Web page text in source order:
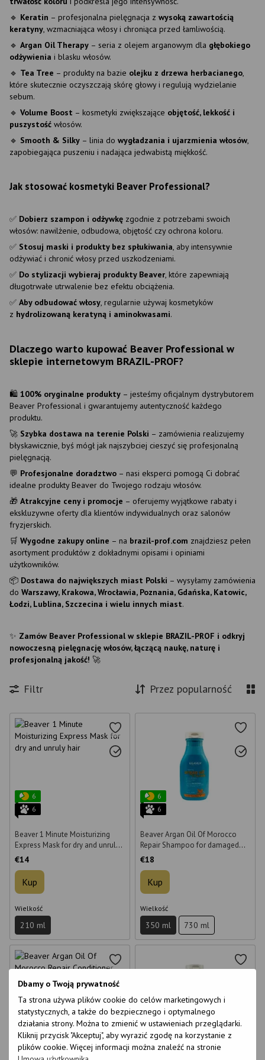
Dbamy o Twoją prywatność
Ta strona używa plików cookie do celów marketingowych i
statystycznych, a także do bezpiecznego i optymalnego
działania strony. Można to zmienić w ustawieniach przeglądarki.
Kliknij przycisk "Akceptuj", aby wyrazić zgodę na korzystanie z
plików cookie. Więcej informacji można znaleźć na stronie
🔹 Keratin – profesjonalna pielęgnacja z wysoką zawartością
keratyny, wzmacniająca włosy i chroniąca przed łamliwością.
🔹 Argan Oil Therapy – seria z olejem arganowym dla głębokiego
odżywienia i blasku włosów.
🔹 Tea Tree – produkty na bazie olejku z drzewa herbacianego,
które skutecznie oczyszczają skórę głowy i regulują wydzielanie
sebum.
🔹 Volume Boost – kosmetyki zwiększające objętość, lekkość i
puszystość włosów.
🔹 Smooth & Silky – linia do wygładzania i ujarzmienia włosów,
zapobiegająca puszeniu i nadająca jedwabistą miękkość.
Jak stosować kosmetyki Beaver Professional?
✅ Dobierz szampon i odżywkę zgodnie z potrzebami swoich
włosów: nawilżenie, odbudowa, objętość czy ochrona koloru.
✅ Stosuj maski i produkty bez spłukiwania, aby intensywnie
odżywiać i chronić włosy przed uszkodzeniami.
✅ Do stylizacji wybieraj produkty Beaver, które zapewniają
długotrwałe utrwalenie bez efektu obciążenia.
✅ Aby odbudować włosy, regularnie używaj kosmetyków
z hydrolizowaną keratyną i aminokwasami.
Dlaczego warto kupować Beaver Professional w
sklepie internetowym BRAZIL-PROF?
🛍 100% oryginalne produkty – jesteśmy oficjalnym dystrybutorem
Beaver Professional i gwarantujemy autentyczność każdego
produktu.
🚀 Szybka dostawa na terenie Polski – zamówienia realizujemy
błyskawicznie, byś mógł jak najszybciej cieszyć się profesjonalną
pielęgnacją.
💬 Profesjonalne doradztwo – nasi eksperci pomogą Ci dobrać
idealne produkty Beaver do Twojego rodzaju włosów.
🎁 Atrakcyjne ceny i promocje – oferujemy wyjątkowe rabaty i
ekskluzywne oferty dla klientów indywidualnych oraz salonów
fryzjerskich.
🛒 Wygodne zakupy online – na brazil-prof.com znajdziesz pełen
asortyment produktów z dokładnymi opisami i opiniami
użytkowników.
📦 Dostawa do największych miast Polski – wysyłamy zamówienia
do Warszawy, Krakowa, Wrocławia, Poznania, Gdańska, Katowic,
Łodzi, Lublina, Szczecina i wielu innych miast.
✨ Zamów Beaver Professional w sklepie BRAZIL-PROF i odkryj
nowoczesną pielęgnację włosów, łączącą naukę, naturę i
profesjonalną jakość! 🚀
Filtr Przez popularność
6
6
Beaver 1 Minute Moisturizing
Express Mask for dry and unruly
hair 210 ml
€14
Kup
Wielkość
210 ml
6
6
Beaver Argan Oil Of Morocco
Repair Shampoo for damaged
hair 350 ml
€18
Kup
Wielkość
350 ml 730 ml
6
6
6
6